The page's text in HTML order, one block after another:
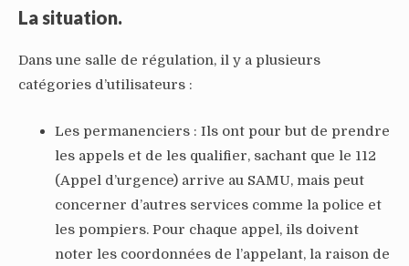
La situation.
Dans une salle de régulation, il y a plusieurs
catégories d’utilisateurs :
Les permanenciers : Ils ont pour but de prendre
les appels et de les qualifier, sachant que le 112
(Appel d’urgence) arrive au SAMU, mais peut
concerner d’autres services comme la police et
les pompiers. Pour chaque appel, ils doivent
noter les coordonnées de l’appelant, la raison de